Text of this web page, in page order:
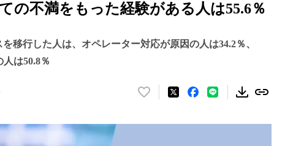
の不満をもった経験がある人は55.6％
移行した人は、オペレーター対応が原因の人は34.2％、
は50.8％
い
ね